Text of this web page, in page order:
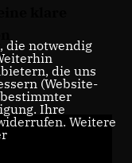
klare
die notwendig
die uns
(Website-
Ihre
Weitere